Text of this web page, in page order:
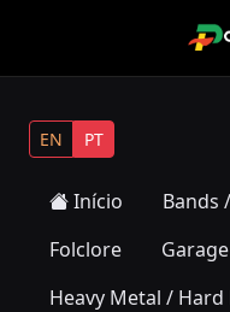
EN PT
Início Bands
Folclore
Garage
Heavy Metal / Hard